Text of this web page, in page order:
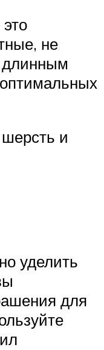
не
длинным
и
уделить
для